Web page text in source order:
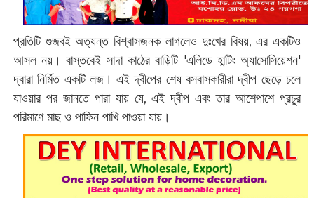
প্রতিটি গুজবই অত্যন্ত বিশ্বাসজনক লাগলেও দুঃখের বিষয়, এর একটিও
আসল নয়। বাস্তবেই সাদা কাঠের বাড়িটি 'এলিডে হান্টিং অ্যাসোসিয়েশন'
দ্বারা নির্মিত একটি লজ। এই দ্বীপের শেষ বসবাসকারীরা দ্বীপ ছেড়ে চলে
যাওয়ার পর জানতে পারা যায় যে, এই দ্বীপ এবং তার আশেপাশে প্রচুর
পরিমাণে মাছ ও পাফিন পাখি পাওয়া যায়।